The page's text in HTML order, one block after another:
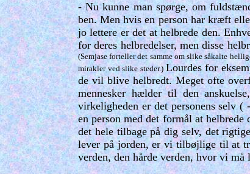
- Nu kunne man spørge, om
ben. Men hvis en person har kræft
jo lettere er det at helbrede den.
for deres helbredelser, men disse
(Semjase forteller det samme om slike såkalte
mirakler ved slike steder.) Lourdes for
de vil blive helbredt. Meget ofte
mennesker hælder til den
virkeligheden er det personens selv (
en person med det formål at helbrede
det hele tilbage på dig selv, det
lever på jorden, er vi tilbøjlige til at
verden, den hårde verden, hvor vi